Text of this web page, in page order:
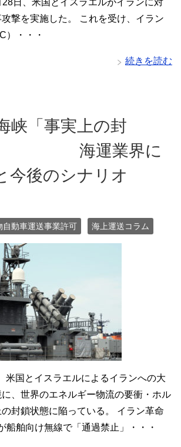
撃を実施した。 これを受け、イラン
）・・・
続きを読む
峡「事実上の封
運業界に
今後のシナリオ
自動車運送事業許可 海上運送コラム
米国とイスラエルによるイランへの大
、世界のエネルギー物流の要衝・ホル
封鎖状態に陥っている。 イラン革命
船舶向け無線で「通過禁止」・・・